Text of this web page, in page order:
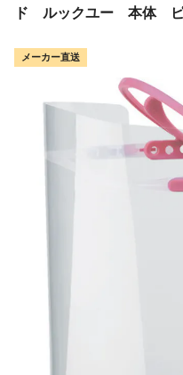
ド ルックユー 本体 ピ
メーカー直送